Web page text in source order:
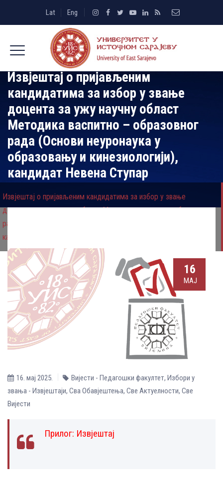
Lat Eng
Извјештај о пријављеним
кандидатима за избор у звање
доцента за ужу научну област
Mетодика васпитно – образовног
рада (Oснови неуронаука у
образовању и кинезиологији),
кандидат Невена Ступар
Извјештај о пријављеним кандидатима за избор у звање
доцента за ужу научну област Mетодика васпитно – образовног
рада (Oснови неуронаука у образовању и кинезиологији),
кандидат Невена Ступар
16
МАЈ
16. мај 2025. Вијести - Педагошки факултет, Избори у
звања - Извјештаји, Сва Обавјештења, Све Aктуелности, Све
Вијести
Прилог: Извјештај